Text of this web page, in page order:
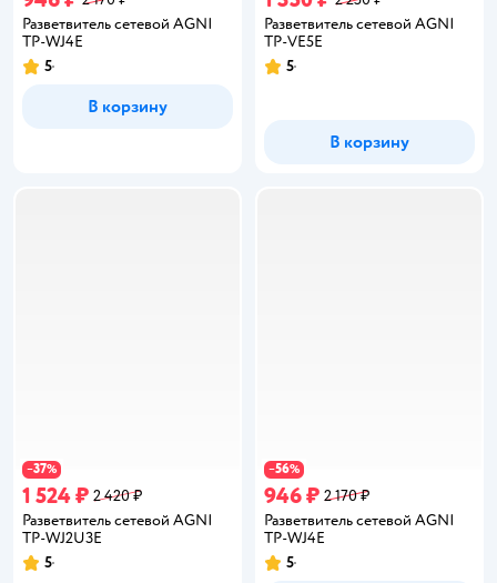
Разветвитель сетевой AGNI
TP-WJ4E
Рейтинг:
5
В корзину
Разветвитель сетевой AGNI
TP-VE5E
Рейтинг:
5
В корзину
−37%
1 524 ₽ 2 420 ₽
Разветвитель сетевой AGNI
TP-WJ2U3E
Рейтинг:
5
−56%
946 ₽ 2 170 ₽
Разветвитель сетевой AGNI
TP-WJ4E
Рейтинг:
5